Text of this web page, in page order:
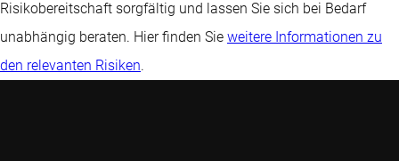
Risikobereitschaft sorgfältig und lassen Sie sich bei Bedarf
unabhängig beraten. Hier finden Sie weitere Informationen zu
den relevanten Risiken.